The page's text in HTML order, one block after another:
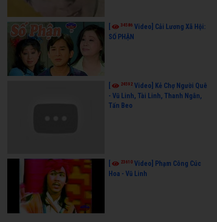
[ 34586 Video] Cải Lương Xã Hội:
SỐ PHẬN
24592 Video] Kẻ Chợ Người Quê
- Vũ Linh, Tài Linh, Thanh Ngân,
Tấn Beo
23610 Video] Phạm Công Cúc
Hoa - Vũ Linh